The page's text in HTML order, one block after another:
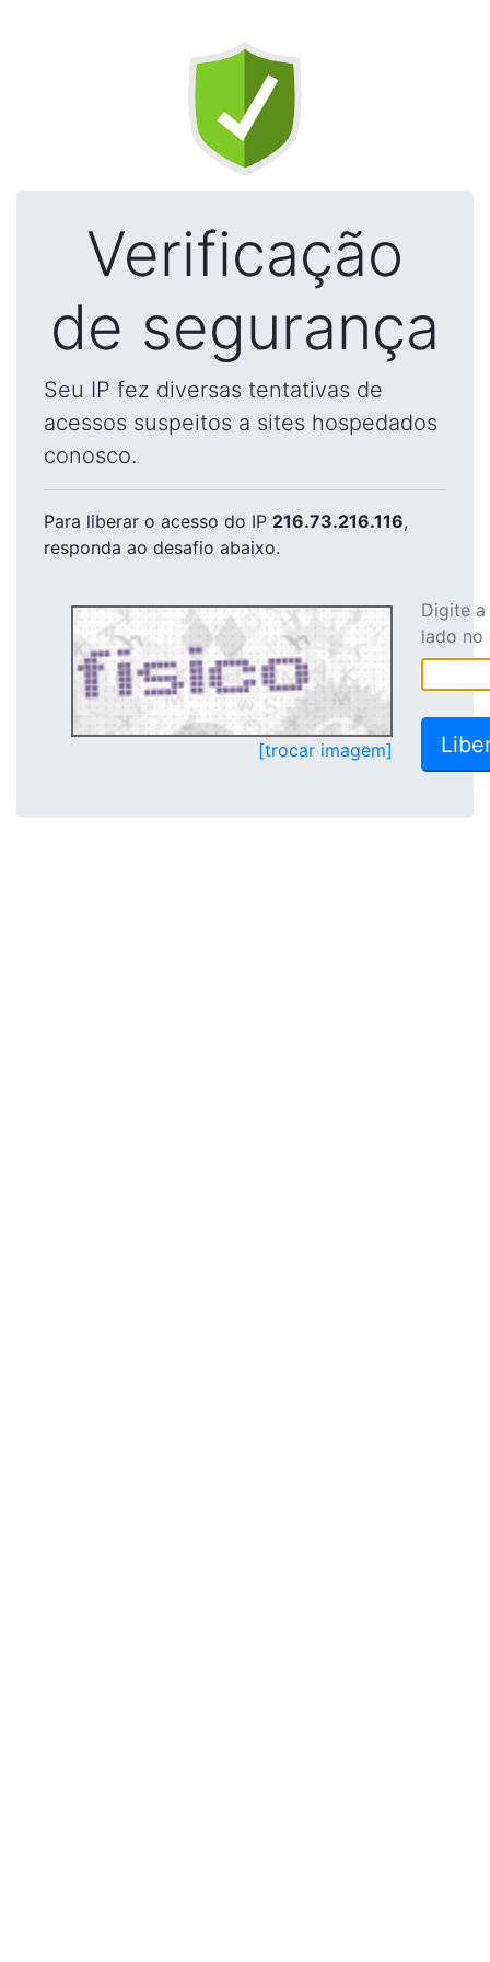
Verificação
de segurança
Seu IP fez diversas tentativas de
acessos suspeitos a sites hospedados
conosco.
Para liberar o acesso do IP 216.73.216.116,
responda ao desafio abaixo.
[trocar imagem]
Digite
lado no